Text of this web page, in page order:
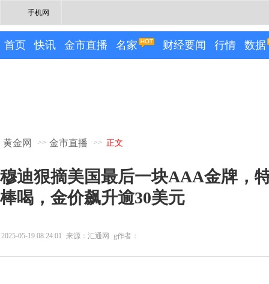
手机网
首页 快讯 金市直播 名家 财经要闻 行情 数据
黄金网 >> 金市直播 >> 正文
穆迪狠摘美国最后一块AAA金牌，
棒喝，金价飙升逾30美元
2025-05-19 08:24:01 来源：汇通网 g作者：